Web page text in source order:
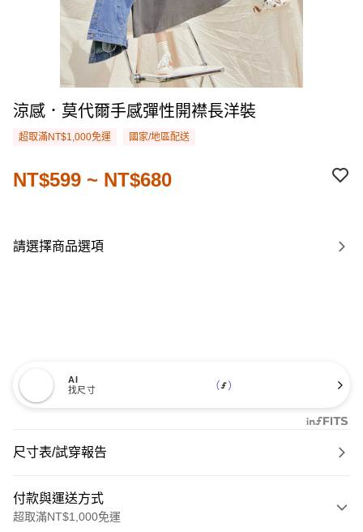
涼感．莫代爾手感彈性開襟長洋裝
超取滿NT$1,000免運 國家/地區配送
NT$599 ~ NT$680
請選擇商品選項
AI
找尺寸
尺寸表/試穿報告
付款與運送方式
超取滿NT$1,000免運